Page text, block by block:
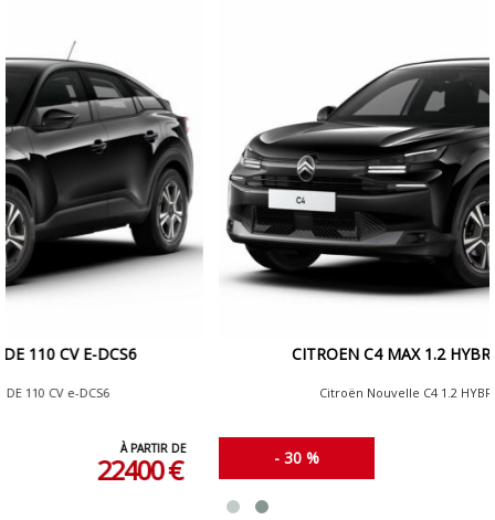
CITROEN C4 MAX 1.2 HYBRID 145 CV EDCS6
Citroën Nouvelle C4 1.2 HYBRID 145 CV EDCS6
- 30 %